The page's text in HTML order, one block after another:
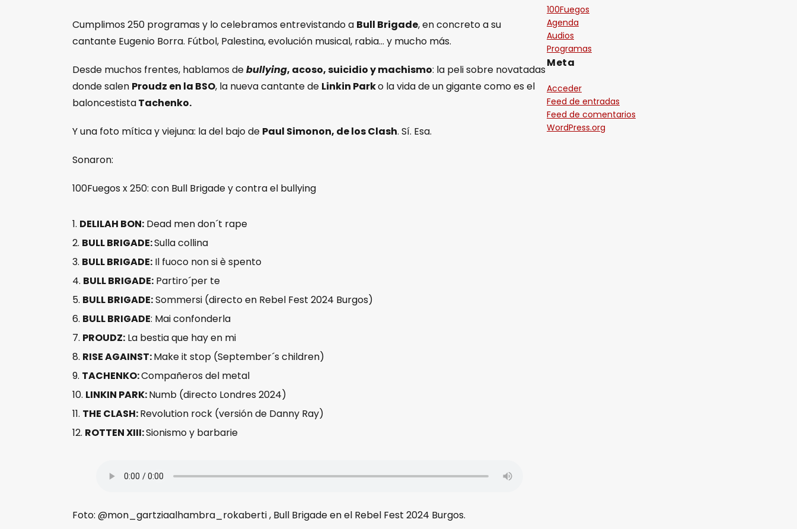
Cumplimos 250 programas y lo celebramos entrevistando a Bull Brigade, en concreto a su
cantante Eugenio Borra. Fútbol, Palestina, evolución musical, rabia… y mucho más.
Desde muchos frentes, hablamos debullying, acoso, suicidio y machismo: la peli sobre novatadas
donde salen Proudz en la BSO, la nueva cantante de Linkin Parko la vida de un gigante como es el
baloncestistaTachenko.
Y una foto mítica y viejuna: la del bajo de Paul Simonon, de los Clash. Sí. Esa.
Sonaron:
100Fuegos x 250: con Bull Brigade y contra el bullying
DELILAH BON: Dead men don´t rape
BULL BRIGADE:Sulla collina
BULL BRIGADE: Il fuoco non si è spento
BULL BRIGADE: Partiro´per te
BULL BRIGADE:Sommersi (directo en Rebel Fest 2024 Burgos)
BULL BRIGADE: Mai confonderla
PROUDZ: La bestia que hay en mi
RISE AGAINST:Make it stop (September´s children)
TACHENKO:Compañeros del metal
LINKIN PARK:Numb (directo Londres 2024)
THE CLASH:Revolution rock (versión de Danny Ray)
ROTTEN XIII:Sionismo y barbarie
Foto: @mon_gartziaalhambra_rokaberti , Bull Brigade en el Rebel Fest 2024 Burgos.
100Fuegos
Agenda
Audios
Programas
Meta
Acceder
Feed de entradas
Feed de comentarios
WordPress.org